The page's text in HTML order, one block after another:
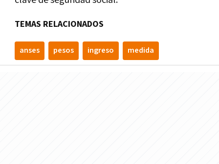
TEMAS RELACIONADOS
anses pesos ingreso medida